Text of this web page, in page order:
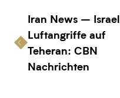
Iran News – Israel
Luftangriffe auf
Teheran: CBN
Nachrichten